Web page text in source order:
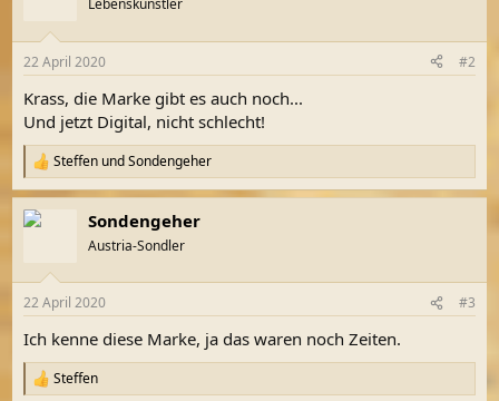
e
:
Lebenskünstler
22 April 2020 #2
Krass, die Marke gibt es auch noch...
Und jetzt Digital, nicht schlecht!
R
e
a
k
e
:
Steffen undSondengeher
Sondengeher
Austria-Sondler
22 April 2020 #3
Ich kenne diese Marke, ja das waren noch Zeiten.
R
Steffen